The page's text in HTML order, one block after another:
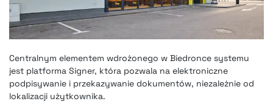
Centralnym elementem wdrożonego w Biedronce systemu
jest platforma Signer, która pozwala na elektroniczne
podpisywanie i przekazywanie dokumentów, niezależnie od
lokalizacji użytkownika.